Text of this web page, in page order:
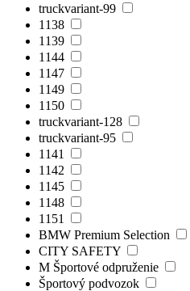
truckvariant-99
1138
1139
1144
1147
1149
1150
truckvariant-128
truckvariant-95
1141
1142
1145
1148
1151
BMW Premium Selection
CITY SAFETY
M Športové odpruženie
Športový podvozok